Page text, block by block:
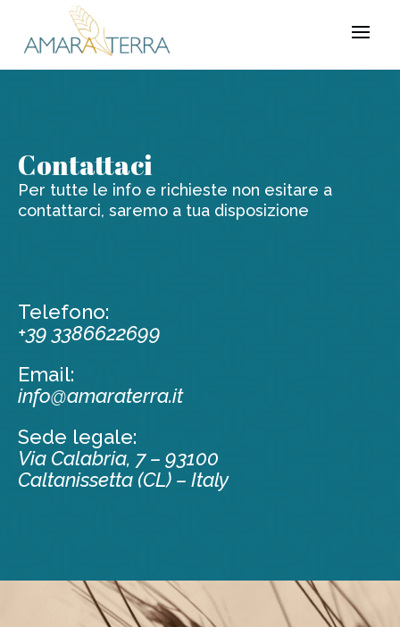
Contattaci
Per tutte le info e richieste non esitare a
contattarci, saremo a tua disposizione
Telefono:
+39 3386622699
Email:
info@amaraterra.it
Sede legale:
Via Calabria, 7 – 93100
Caltanissetta (CL) – Italy